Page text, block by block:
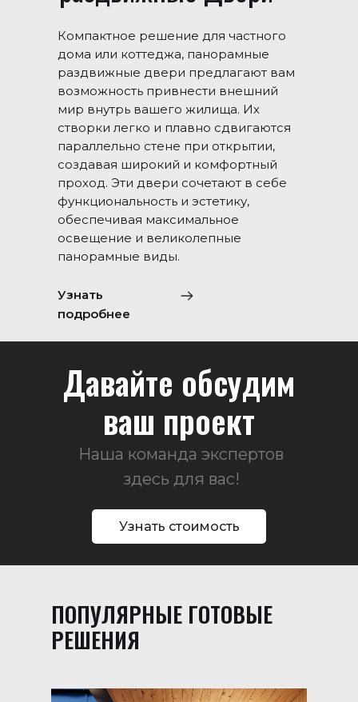
Узнать
подробнее
Компактное решение для частного
дома или коттеджа, панорамные
раздвижные двери предлагают вам
возможность привнести внешний
мир внутрь вашего жилища. Их
створки легко и плавно сдвигаются
параллельно стене при открытии,
создавая широкий и комфортный
проход. Эти двери сочетают в себе
функциональность и эстетику,
обеспечивая максимальное
освещение и великолепные
панорамные виды.
Давайте обсудим
ваш проект
Наша команда экспертов
здесь для вас!
Узнать стоимость
ПОПУЛЯРНЫЕ ГОТОВЫЕ
РЕШЕНИЯ